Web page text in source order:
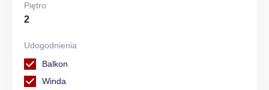
Piętro
2
Udogodnienia
Balkon
Winda